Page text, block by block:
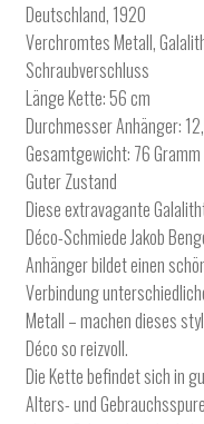
Deutschland, 1920
Verchromtes Metall,
Schraubverschluss
Länge Kette: 56 cm
Durchmesser Anhänger:
Gesamtgewicht: 76 Gramm
Guter Zustand
Diese extravagante
Déco-Schmiede Jakob
Anhänger bildet einen
Verbindung
Metall – machen dieses
Déco so reizvoll.
Die Kette befindet sich in
Alters- und